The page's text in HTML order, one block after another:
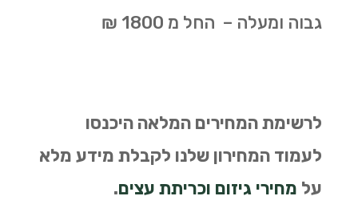
גבוה ומעלה – החל מ 1800 ₪
לרשימת המחירים המלאה היכנסו
לעמוד המחירון שלנו לקבלת מידע מלא
על מחירי גיזום וכריתת עצים.